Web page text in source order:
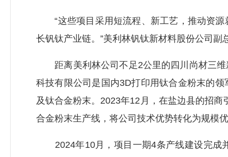
“这些项目采用短流程、新工艺，推动资源
长钒钛产业链。”美利林钒钛新材料股份公司
距离美利林公司不足2公里的四川尚材三维
科技有限公司是国内3D打印用钛合金粉末的
及钛合金粉末。2023年12月，在盐边县的招
合金粉末生产线，将公司技术优势转化为规模
2024年10月，项目一期4条产线建设完成